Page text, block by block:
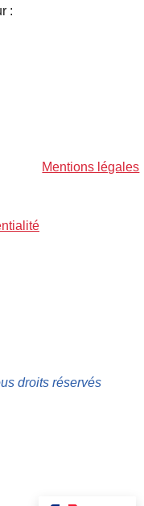
:
Mentions légales
droits réservés